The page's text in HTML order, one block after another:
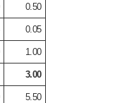
0.50
0.05
1.00
3.00
5.50